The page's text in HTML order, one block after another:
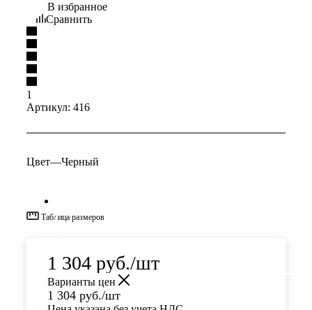
В избранное
Сравнить
1
Артикул: 416
Цвет—Черный
Таблица размеров
1 304 руб./шт
Варианты цен
1 304 руб./шт